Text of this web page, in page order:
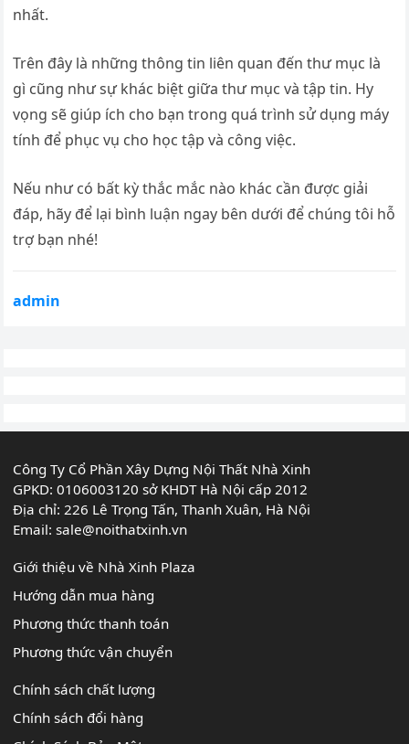
nhất.
Trên đây là những thông tin liên quan đến thư mục là
gì cũng như sự khác biệt giữa thư mục và tập tin. Hy
vọng sẽ giúp ích cho bạn trong quá trình sử dụng máy
tính để phục vụ cho học tập và công việc.
Nếu như có bất kỳ thắc mắc nào khác cần được giải
đáp, hãy để lại bình luận ngay bên dưới để chúng tôi hỗ
trợ bạn nhé!
admin
Công Ty Cổ Phần Xây Dựng Nội Thất Nhà Xinh
GPKD: 0106003120 sở KHDT Hà Nội cấp 2012
Địa chỉ: 226 Lê Trọng Tấn, Thanh Xuân, Hà Nội
Email:sale@noithatxinh.vn
Giới thiệu về Nhà Xinh Plaza
Hướng dẫn mua hàng
Phương thức thanh toán
Phương thức vận chuyển
Chính sách chất lượng
Chính sách đổi hàng